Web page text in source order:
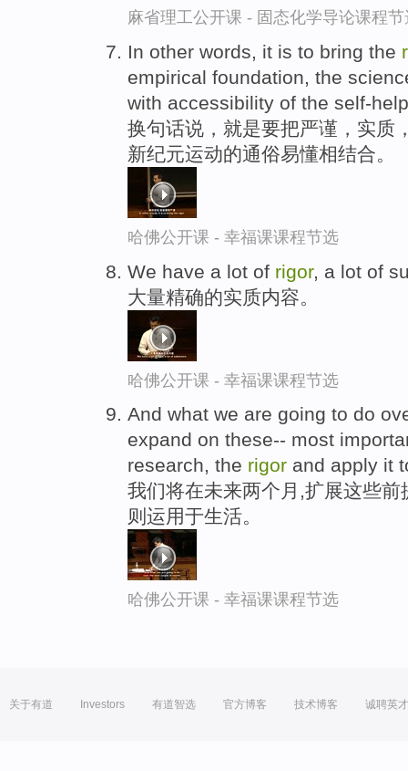
麻省理工公开课 - 固态化学导论课程节
In other words, it is to bring the
empirical foundation, the
with accessibility of the self-
换句话说，就是要把严谨，实质
新纪元运动的通俗易懂相结合。
哈佛公开课 - 幸福课课程节选
We have a lot of rigor, a lot of
大量精确的实质内容。
哈佛公开课 - 幸福课课程节选
And what we are going to do
expand on these-- most
research, the rigor and apply it
我们将在未来两个月,扩展这些
则运用于生活。
哈佛公开课 - 幸福课课程节选
关于有道 Investors 有道智选 官方博客 技术博客 诚聘英才